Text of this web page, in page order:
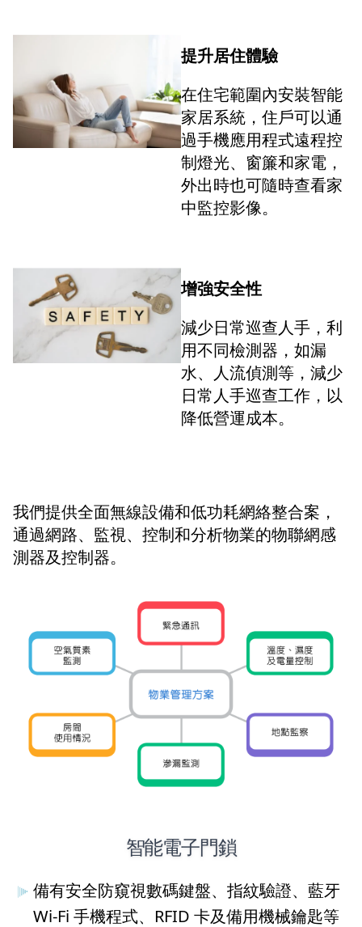
提升居住體驗
在住宅範圍內安裝智能
家居系統，住戶可以通
過手機應用程式遠程控
制燈光、窗簾和家電，
外出時也可隨時查看家
中監控影像。
增強安全性
減少日常巡查人手，利
用不同檢測器，如漏
水、人流偵測等，減少
日常人手巡查工作，以
降低營運成本。
我們提供全面無線設備和低功耗網絡整合案，
通過網路、監視、控制和分析物業的物聯網感
測器及控制器。
智能電子門鎖
備有安全防窺視數碼鍵盤、指紋驗證、藍牙
Wi-Fi 手機程式、RFID 卡及備用機械鑰匙等